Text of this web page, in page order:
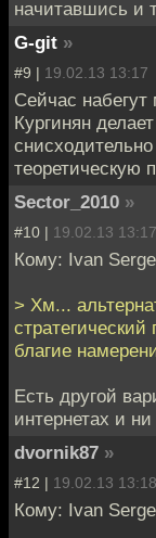
начитавшись и
G-git »
#9 | 19.02.13 13:17
Сейчас
Кургинян
теоретическую
Sector_2010 »
#10 | 19.02.13 13:17
Кому: Ivan
> Хм...
благие
Есть другой
интернетах и
dvornik87 »
#12 | 19.02.13 13:18
Кому: Ivan